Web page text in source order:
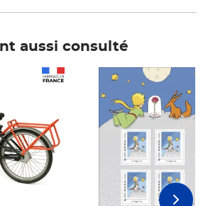
aussi consulté
Prix 7,50€